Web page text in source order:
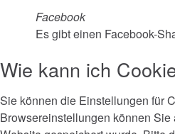
Facebook
Es gibt einen Facebook-
Wie kann ich
Sie können die Einstellungen für
Browsereinstellungen können